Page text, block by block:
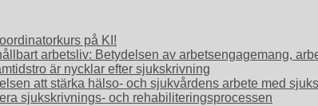
på KI!
arbetsliv: Betydelsen av arbetsengagemang,
är nycklar efter sjukskrivning
att stärka hälso- och sjukvårdens arbete med
sjukskrivnings- och rehabiliteringsprocessen